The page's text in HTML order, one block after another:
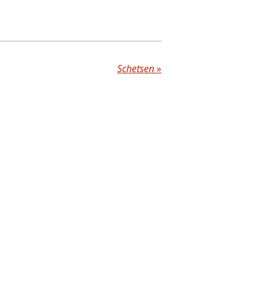
Schetsen»